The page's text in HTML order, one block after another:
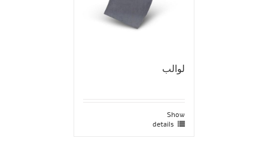
لوالب
Show
details